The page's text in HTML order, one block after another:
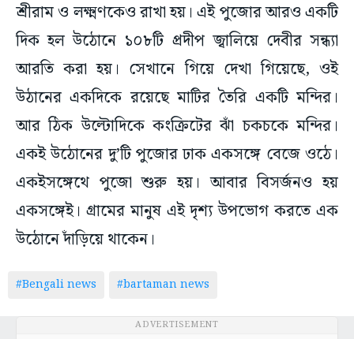
শ্রীরাম ও লক্ষ্মণকেও রাখা হয়। এই পুজোর আরও একটি
দিক হল উঠোনে ১০৮টি প্রদীপ জ্বালিয়ে দেবীর সন্ধ্যা
আরতি করা হয়। সেখানে গিয়ে দেখা গিয়েছে, ওই
উঠানের একদিকে রয়েছে মাটির তৈরি একটি মন্দির।
আর ঠিক উল্টোদিকে কংক্রিটের ঝাঁ চকচকে মন্দির।
একই উঠোনের দু’টি পুজোর ঢাক একসঙ্গে বেজে ওঠে।
একইসঙ্গেথে পুজো শুরু হয়। আবার বিসর্জনও হয়
একসঙ্গেই। গ্রামের মানুষ এই দৃশ্য উপভোগ করতে এক
উঠোনে দাঁড়িয়ে থাকেন।
#Bengali news #bartaman news
ADVERTISEMENT